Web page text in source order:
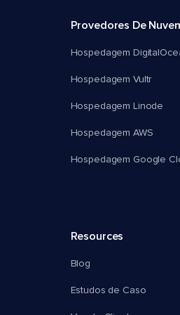
Provedores De
Hospedagem
Hospedagem Vultr
Hospedagem Linode
Hospedagem AWS
Hospedagem Google
Resources
Blog
Estudos de Caso